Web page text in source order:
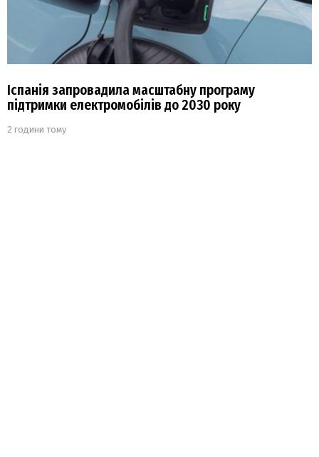
Іспанія запровадила масштабну програму
підтримки електромобілів до 2030 року
2 години тому